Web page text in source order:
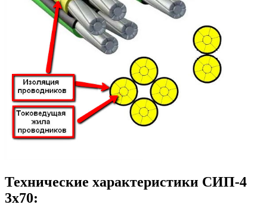
Технические характеристики СИП-4
3х70: